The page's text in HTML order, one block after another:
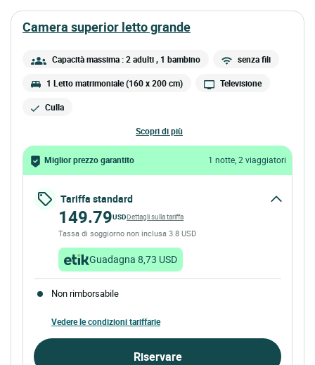
camera superior letto grande
Capacità massima : 2 adulti, 1 bambino senza fili
1 Letto matrimoniale (160 x 200 cm) Televisione
Culla
scopri di più
Miglior prezzo garantito 1 notte, 2 viaggiatori
Tariffa standard
149.79USDDettagli sulla tariffa
Tassa di soggiorno non inclusa 3.8 USD
Guadagna 8,73 USD
Non rimborsabile
Vedere le condizioni tariffarie
Riservare